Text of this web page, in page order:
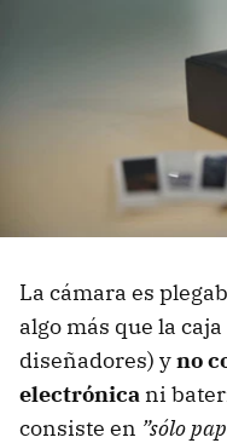
La cámara es
algo más que la
diseñadores) yno
electrónica ni
consiste en ”sólo